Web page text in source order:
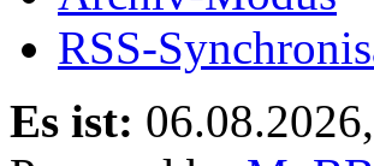
RSS-
Es ist: